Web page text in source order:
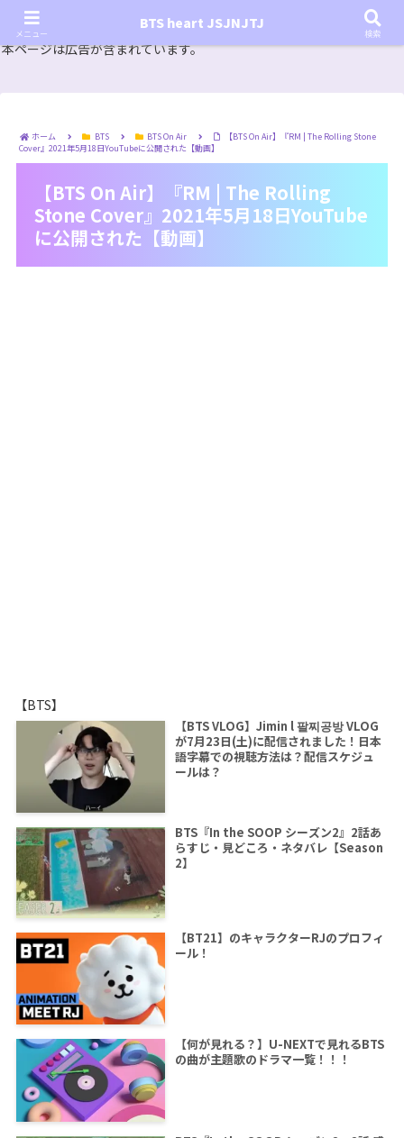
『In the SOOP BTS ver.』シーズン2放送決定！いつから始まる？インザスープの放送開始日・視聴
方法は？【In the SOOP BTS ver. Season 2】
本ページは広告が含まれています。
ホーム BTS BTS On Air
【BTS On Air】『RM | The Rolling Stone
Cover』2021年5月18日YouTubeに公開された【動画】
【BTS On Air】『RM | The Rolling
Stone Cover』2021年5月18日YouTube
に公開された【動画】
【BTS】
【BTS VLOG】Jimin l 팔찌공방 VLOG
が7月23日(土)に配信されました！日本
語字幕での視聴方法は？配信スケジュ
ールは？
BTS『In the SOOP シーズン2』2話あ
らすじ・見どころ・ネタバレ【Season
2】
【BT21】のキャラクターRJのプロフィ
ール！
【何が見れる？】U-NEXTで見れるBTS
の曲が主題歌のドラマ一覧！！！
メニュー
BTS heart JSJNJTJ
検索